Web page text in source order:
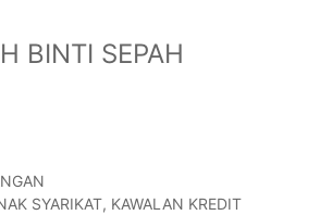
BINTI SEPAH
SYARIKAT, KAWALAN KREDIT